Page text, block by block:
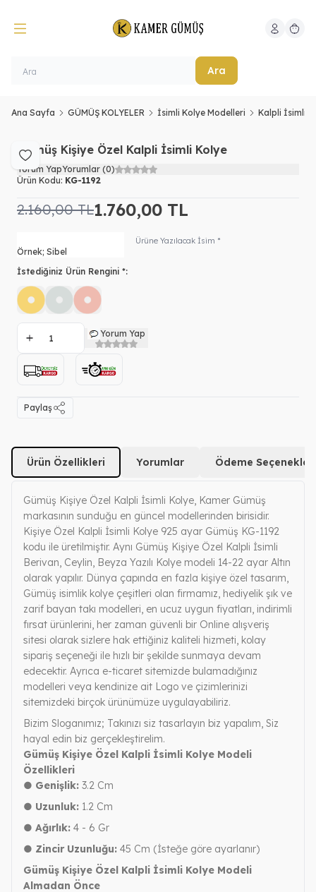
Ara
Hesabım
Ana Sayfa GÜMÜŞ KOLYELER İsimli Kolye Modelleri Kalpli İsimli
Favoriye Ekle
Gümüş Kişiye Özel Kalpli İsimli Kolye
Yorum Yap
Yorumlar (0)
Ürün Kodu: KG-1192
2.160,00TL1.760,00 TL
Ürüne Yazılacak İsim *
İstediğiniz Ürün Rengini *:
Yorum Yap
Paylaş
Ürün Özellikleri Yorumlar Ödeme Seçenekleri
Gümüş Kişiye Özel Kalpli İsimli Kolye, Kamer Gümüş
markasının sunduğu en güncel modellerinden birisidir.
Kişiye Özel Kalpli İsimli Kolye 925 ayar Gümüş KG-1192
kodu ile üretilmiştir. Aynı Gümüş Kişiye Özel Kalpli İsimli
Berivan, Ceylin, Beyza Yazılı Kolye modeli 14-22 ayar Altın
olarak yapılır. Dünya çapında en fazla kişiye özel tasarım,
Gümüş isimlik kolye çeşitleri olan firmamız, hediyelik şık ve
zarif bayan takı modelleri, en ucuz uygun fiyatları, indirimli
fırsat ürünlerini, her zaman güvenli bir Online alışveriş
sitesi olarak sizlere hak ettiğiniz kaliteli hizmeti, kolay
sipariş seçeneği ile hızlı bir şekilde sunmaya devam
edecektir. Ayrıca e-ticaret sitemizde bulamadığınız
modelleri veya kendinize ait Logo ve çizimlerinizi
sitemizdeki birçok ürünümüze uygulayabiliriz.
Bizim Sloganımız; Takınızı siz tasarlayın biz yapalım, Siz
hayal edin biz gerçekleştirelim.
Gümüş Kişiye Özel Kalpli İsimli Kolye Modeli
Özellikleri
● Genişlik: 3.2 Cm
● Uzunluk: 1.2 Cm
● Ağırlık: 4 - 6 Gr
● Zincir Uzunluğu: 45 Cm (İsteğe göre ayarlanır)
Gümüş Kişiye Özel Kalpli İsimli Kolye Modeli
Almadan Önce